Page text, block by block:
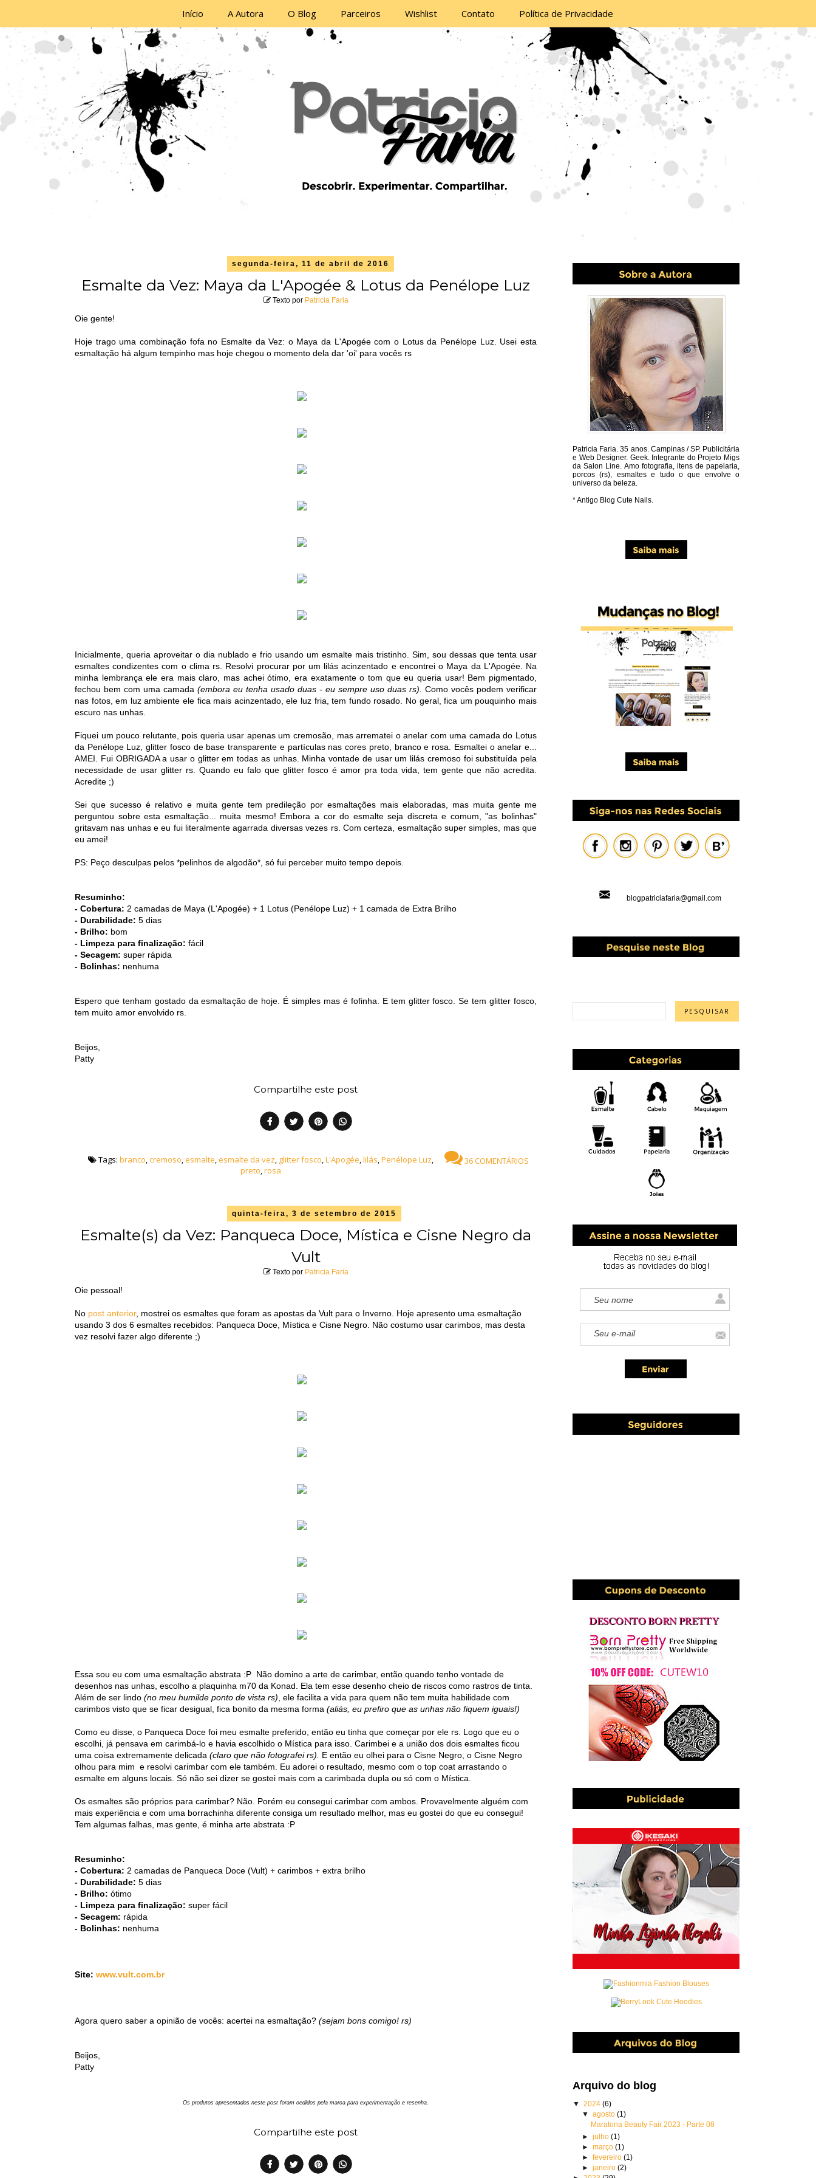
Início A Autora O Blog Parceiros Wishlist Contato Política de Privacidade
segunda-feira, 11 de abril de 2016
Esmalte da Vez: Maya da L'Apogée & Lotus da Penélope Luz
Texto por Patricia Faria
Oie gente!
Hoje trago uma combinação fofa no Esmalte da Vez: o Maya da L'Apogée com o Lotus da Penélope Luz. Usei esta
esmaltação há algum tempinho mas hoje chegou o momento dela dar 'oi' para vocês rs
Inicialmente, queria aproveitar o dia nublado e frio usando um esmalte mais tristinho. Sim, sou dessas que tenta usar
esmaltes condizentes com o clima rs. Resolvi procurar por um lilás acinzentado e encontrei o Maya da L'Apogée. Na
minha lembrança ele era mais claro, mas achei ótimo, era exatamente o tom que eu queria usar! Bem pigmentado,
fechou bem com uma camada (embora eu tenha usado duas - eu sempre uso duas rs). Como vocês podem verificar
nas fotos, em luz ambiente ele fica mais acinzentado, ele luz fria, tem fundo rosado. No geral, fica um pouquinho mais
escuro nas unhas.
Fiquei um pouco relutante, pois queria usar apenas um cremosão, mas arrematei o anelar com uma camada do Lotus
da Penélope Luz, glitter fosco de base transparente e partículas nas cores preto, branco e rosa. Esmaltei o anelar e...
AMEI. Fui OBRIGADA a usar o glitter em todas as unhas. Minha vontade de usar um lilás cremoso foi substituída pela
necessidade de usar glitter rs. Quando eu falo que glitter fosco é amor pra toda vida, tem gente que não acredita.
Acredite ;)
Sei que sucesso é relativo e muita gente tem predileção por esmaltações mais elaboradas, mas muita gente me
perguntou sobre esta esmaltação... muita mesmo! Embora a cor do esmalte seja discreta e comum, "as bolinhas"
gritavam nas unhas e eu fui literalmente agarrada diversas vezes rs. Com certeza, esmaltação super simples, mas que
eu amei!
PS: Peço desculpas pelos *pelinhos de algodão*, só fui perceber muito tempo depois.
Resuminho:
- Cobertura: 2 camadas de Maya (L'Apogée) + 1 Lotus (Penélope Luz) + 1 camada de Extra Brilho
- Durabilidade: 5 dias
- Brilho: bom
- Limpeza para finalização: fácil
- Secagem: super rápida
- Bolinhas: nenhuma
Espero que tenham gostado da esmaltação de hoje. É simples mas é fofinha. E tem glitter fosco. Se tem glitter fosco,
tem muito amor envolvido rs.
Beijos,
Patty
Compartilhe este post
36 COMENTÁRIOS
Tags: branco,cremoso,esmalte,esmalte da vez, glitter fosco,L'Apogée,lilás,Penélope Luz,
preto,rosa
quinta-feira, 3 de setembro de 2015
Esmalte(s) da Vez: Panqueca Doce, Mística e Cisne Negro da
Vult
Texto por Patricia Faria
Oie pessoal!
No post anterior, mostrei os esmaltes que foram as apostas da Vult para o Inverno. Hoje apresento uma esmaltação
usando 3 dos 6 esmaltes recebidos: Panqueca Doce, Mística e Cisne Negro. Não costumo usar carimbos, mas desta
vez resolvi fazer algo diferente ;)
Essa sou eu com uma esmaltação abstrata :P Não domino a arte de carimbar, então quando tenho vontade de
desenhos nas unhas, escolho a plaquinha m70 da Konad. Ela tem esse desenho cheio de riscos como rastros de tinta.
Além de ser lindo (no meu humilde ponto de vista rs) , ele facilita a vida para quem não tem muita habilidade com
carimbos visto que se ficar desigual, fica bonito da mesma forma (aliás, eu prefiro que as unhas não fiquem iguais!)
Como eu disse, o Panqueca Doce foi meu esmalte preferido, então eu tinha que começar por ele rs. Logo que eu o
escolhi, já pensava em carimbá-lo e havia escolhido o Mística para isso. Carimbei e a união dos dois esmaltes ficou
uma coisa extremamente delicada (claro que não fotografei rs).
E então eu olhei para o Cisne Negro, o Cisne Negro
olhou para mim e resolvi carimbar com ele também. Eu adorei o resultado, mesmo com o top coat arrastando o
esmalte em alguns locais. Só não sei dizer se gostei mais com a carimbada dupla ou só com o Mística.
Os esmaltes são próprios para carimbar? Não. Porém eu consegui carimbar com ambos. Provavelmente alguém com
mais experiência e com uma borrachinha diferente consiga um resultado melhor, mas eu gostei do que eu consegui!
Tem algumas falhas, mas gente, é minha arte abstrata :P
Resuminho:
- Cobertura: 2 camadas de Panqueca Doce (Vult) + carimbos + extra brilho
- Durabilidade: 5 dias
- Brilho: ótimo
- Limpeza para finalização: super fácil
- Secagem: rápida
- Bolinhas: nenhuma
Site: www.vult.com.br
Agora quero saber a opinião de vocês: acertei na esmaltação? (sejam bons comigo! rs)
Beijos,
Patty
Os produtos apresentados neste post foram cedidos pela marca para experimentação e resenha.
Compartilhe este post
Patricia Faria.35 anos. Campinas / SP. Publicitária
e Web Designer. Geek. Integrante do Projeto Migs
da Salon Line. Amo fotografia, itens de papelaria,
porcos (rs), esmaltes e tudo o que envolve o
universo da beleza.
* Antigo Blog Cute Nails.
blogpatriciafaria@gmail.com
Arquivo do blog
▼2024(6)
▼ agosto (1)
Maratona Beauty Fair 2023 - Parte 08
► julho (1)
► março (1)
► fevereiro (1)
► janeiro (2)